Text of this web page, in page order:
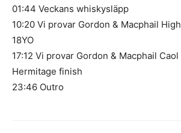
01:44 Veckans whiskysläpp
10:20 Vi provar Gordon & Macphail
18YO
17:12 Vi provar Gordon & Macphail
Hermitage finish
23:46 Outro